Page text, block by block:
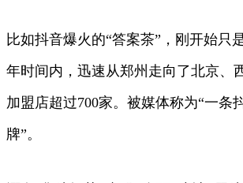
比如抖音爆火的“答案茶”，刚开始只
年时间内，迅速从郑州走向了北京、
加盟店超过700家。被媒体称为“一条
牌”。